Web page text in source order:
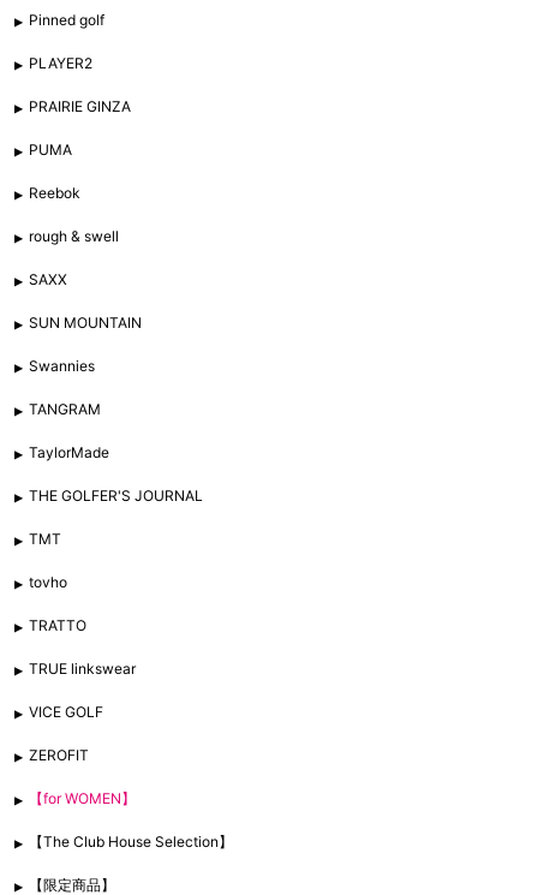
Pinned golf
PLAYER2
PRAIRIE GINZA
PUMA
Reebok
rough & swell
SAXX
SUN MOUNTAIN
Swannies
TANGRAM
TaylorMade
THE GOLFER'S JOURNAL
TMT
tovho
TRATTO
TRUE linkswear
VICE GOLF
ZEROFIT
【for WOMEN】
【The Club House Selection】
【限定商品】